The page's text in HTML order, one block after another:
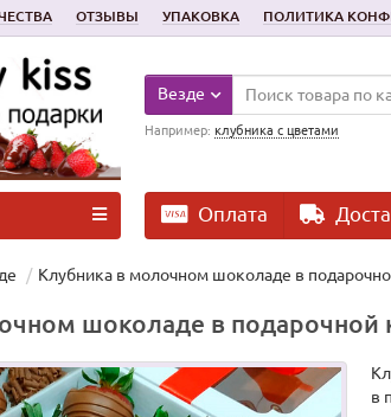
ОТЗЫВЫ УПАКОВКА ПОЛИТИКА
Везде
Например: клубника с цветами
Оплата
Клубника в молочном шоколаде в
шоколаде в подарочной
в